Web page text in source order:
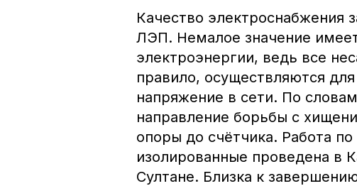
Качество электроснабжения
ЛЭП. Немалое значение
электроэнергии, ведь все
правило, осуществляются
напряжение в сети. По
направление борьбы с
опоры до счётчика. Работа
изолированные проведена в
Султане. Близка к